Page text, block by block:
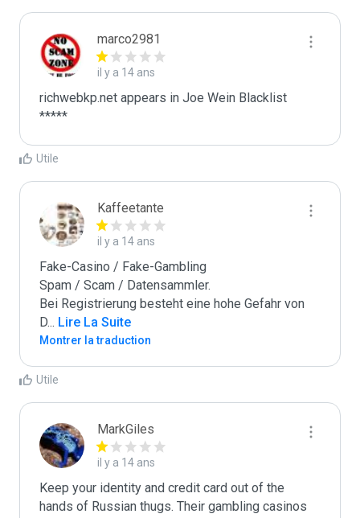
marco2981
il y a 14 ans
richwebkp.net appears in Joe Wein Blacklist
*****
Utile
Kaffeetante
il y a 14 ans
Fake-Casino / Fake-Gambling
Spam / Scam / Datensammler.
Bei Registrierung besteht eine hohe Gefahr von
D... Lire La Suite
Montrer la traduction
Utile
MarkGiles
il y a 14 ans
Keep your identity and credit card out of the
hands of Russian thugs. Their gambling casinos